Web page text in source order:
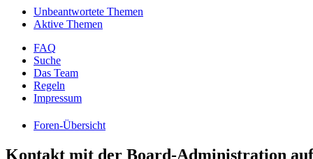
Unbeantwortete Themen
Aktive Themen
FAQ
Suche
Das Team
Regeln
Impressum
Foren-Übersicht
Kontakt mit der Board-Administration